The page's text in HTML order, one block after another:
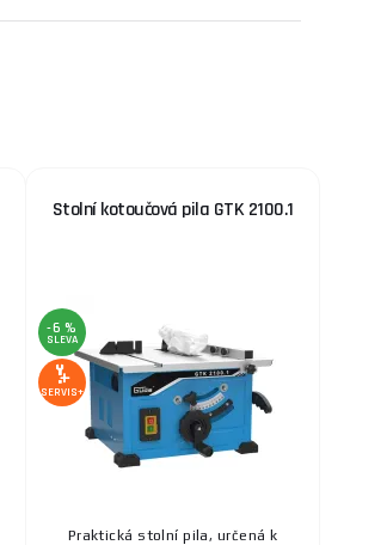
Stolní kotoučová pila GTK 2100.1
-6 %
SLEVA
SERVIS+
Praktická stolní pila, určená k